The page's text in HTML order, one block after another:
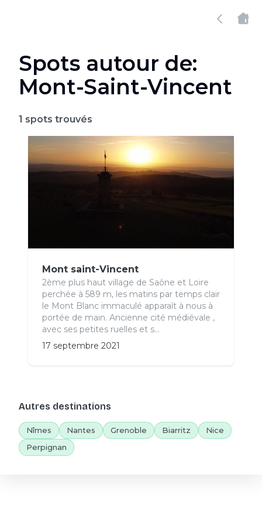
Spots autour de:
Mont-Saint-Vincent
1 spots trouvés
Mont saint-Vincent
2ème plus haut village de Saône et Loire
perchée à 589 m, les matins par temps clair
le Mont Blanc immaculé apparaît à nous à
portée de main. Ancienne cité médiévale ,
avec ses petites ruelles et s...
17 septembre 2021
Autres destinations
Nîmes Nantes Grenoble Biarritz
Nice
Perpignan